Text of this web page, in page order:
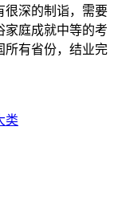
深的制诣，需要
家庭成就中等的考
所有省份，结业完
类